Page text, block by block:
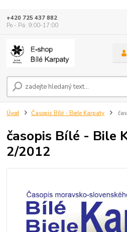
+420 725 437 882
Po - Pá: 9:00-17:00
Úvod Časopis Bílé - Biele Karpaty
časopis Bílé - Bile
2/2012